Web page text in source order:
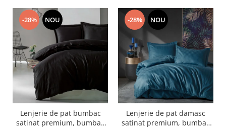
-28% NOU
Lenjerie de pat bumbac
satinat premium, bumbac
-28% NOU
Lenjerie de pat damasc
satinat premium, bumbac